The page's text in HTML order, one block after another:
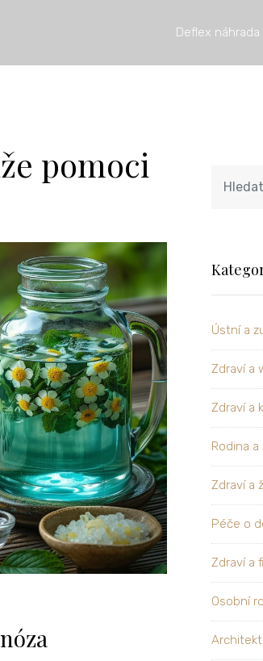
Deflex náhrada
pomoci
Ústní a
Zdraví a
Zdraví a
Rodina a
Zdraví a
Péče o
Zdraví a
Osobní